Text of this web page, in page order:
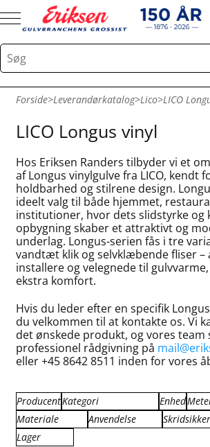
Forside>Leverandørkatalog>Lico>LICO
LICO Longus vinyl
Hos Eriksen Randers tilbyder vi et
af Longus vinylgulve fra LICO, kendt
holdbarhed og stilrene design.
ideelt valg til både hjemmet,
institutioner, hvor dets slidstyrke og
opbygning skaber et attraktivt og
underlag. Longus-serien fås i tre
vandtæt klik og selvklæbende fliser –
installere og velegnede til
ekstra komfort.
Hvis du leder efter en specifik
du velkommen til at kontakte os. Vi
det ønskede produkt, og vores team
professionel rådgivning på
eller +45 8642 8511 inden for vores
Producent
Lico
Kategori
Lico Vinyl Longus
Enhed
m²
1
Materiale
Kork,HDF,Vinyl
Anvendelse
Skridsikker
Lager